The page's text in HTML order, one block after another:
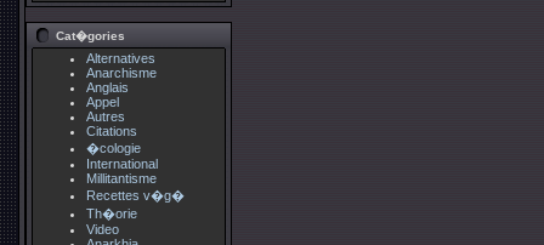
Cat�gories
Alternatives
Anarchisme
Anglais
Appel
Autres
Citations
�cologie
International
Millitantisme
Recettes v�g�
Th�orie
Video